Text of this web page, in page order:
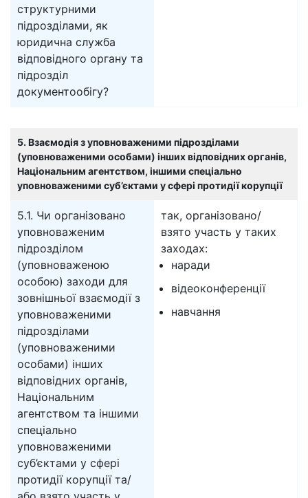
структурними
підрозділами, як
юридична служба
відповідного органу та
підрозділ
документообігу?
5. Взаємодія з уповноваженими підрозділами
(уповноваженими особами) інших відповідних органів,
Національним агентством, іншими спеціально
уповноваженими суб’єктами у сфері протидії корупції
5.1. Чи організовано
уповноваженим
підрозділом
(уповноваженою
особою) заходи для
зовнішньої взаємодії з
уповноваженими
підрозділами
(уповноваженими
особами) інших
відповідних органів,
Національним
агентством та іншими
спеціально
уповноваженими
суб’єктами у сфері
протидії корупції та/
так, організовано/
взято участь у таких
заходах:
наради
відеоконференції
навчання